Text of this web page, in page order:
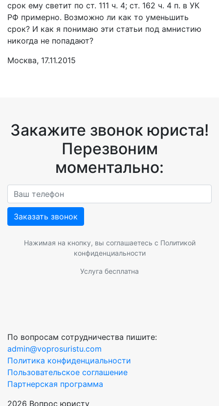
срок ему светит по ст. 111 ч. 4; ст. 162 ч. 4 п. в УК
РФ примерно. Возможно ли как то уменьшить
срок? И как я понимаю эти статьи под амнистию
никогда не попадают?
Москва, 17.11.2015
Закажите звонок юриста!
Перезвоним
моментально:
Заказать звонок
Нажимая на кнопку, вы соглашаетесь с Политикой
конфиденциальности
Услуга бесплатна
По вопросам сотрудничества пишите:
admin@voprosuristu.com
Политика конфиденциальности
Пользовательское соглашение
Партнерская программа
2026 Вопрос юристу